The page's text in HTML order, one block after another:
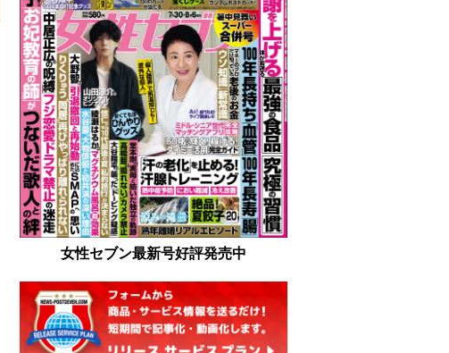
女性セブン最新号好評発売中